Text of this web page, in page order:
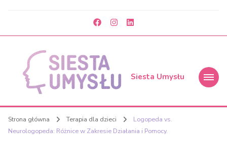
Siesta Umysłu
Strona główna Terapia dla dzieci
Logopeda vs.
Neurologopeda: Różnice w Zakresie Działania i Pomocy.